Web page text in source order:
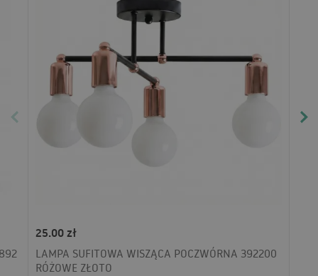
25.00 zł
LAMPA SUFITOWA WISZĄCA POCZWÓRNA 392200
RÓŻOWE ZŁOTO